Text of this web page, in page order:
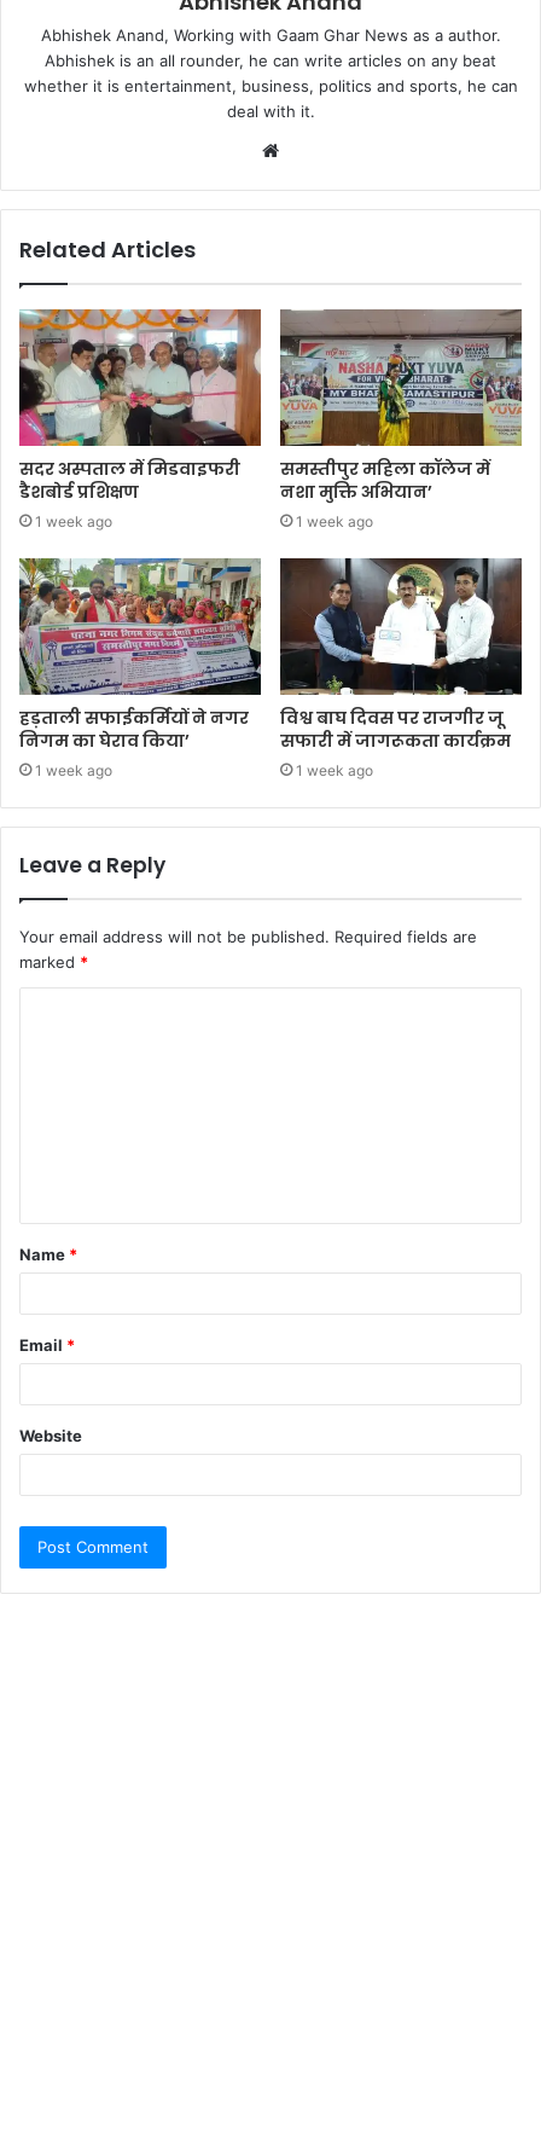
Abhishek Anand, Working with Gaam Ghar News as a author.
Abhishek is an all rounder, he can write articles on any beat
whether it is entertainment, business, politics and sports, he can
deal with it.
Website
Related Articles
सदर अस्पताल में मिडवाइफरी
डैशबोर्ड प्रशिक्षण
1 week ago
समस्तीपुर महिला कॉलेज में
नशा मुक्ति अभियान’
1 week ago
हड़ताली सफाईकर्मियों ने नगर
निगम का घेराव किया’
1 week ago
विश्व बाघ दिवस पर राजगीर जू
सफारी में जागरूकता कार्यक्रम
1 week ago
Leave a Reply
Your email address will not be published. Required fields are
marked *
Name *
Email *
Website